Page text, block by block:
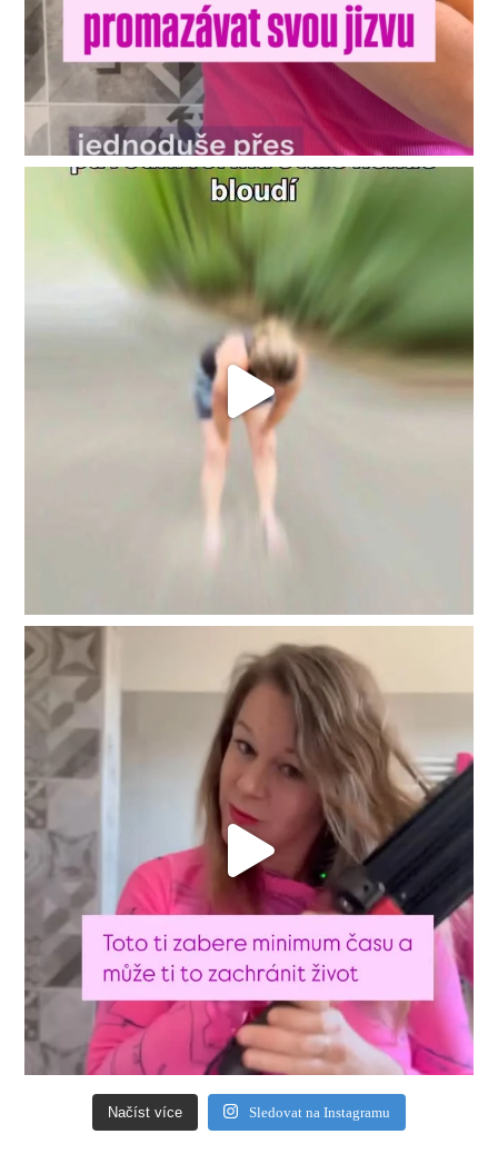
Načíst více Sledovat na Instagramu